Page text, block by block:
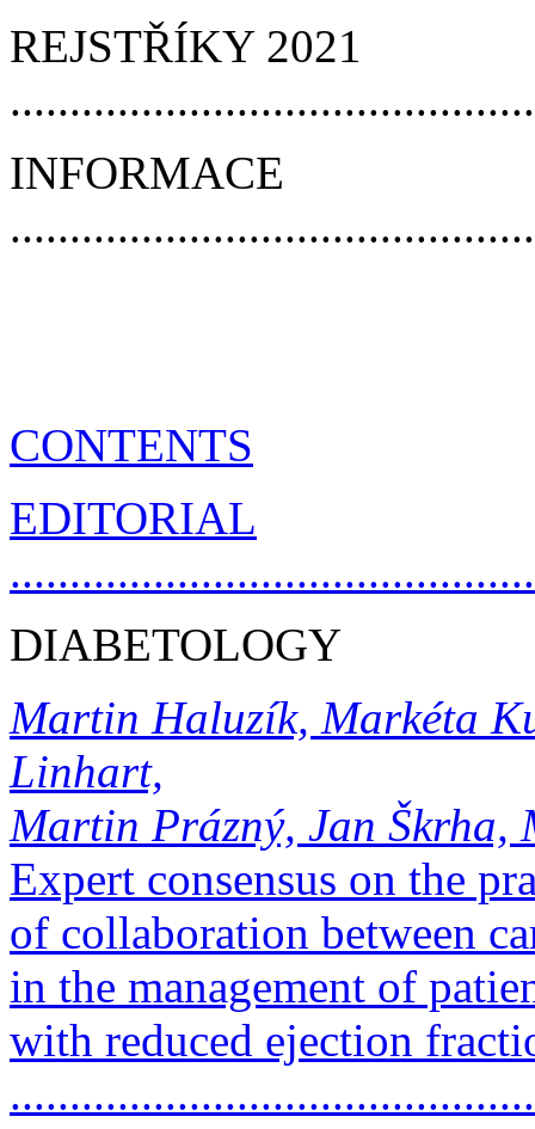
REJSTŘÍKY 2021
INFORMACE
CONTENTS
EDITORIAL
DIABETOLOGY
Martin Haluzík, Markéta
Linhart,
Martin Prázný, Jan
Expert consensus on the
of collaboration between
in the management of
with reduced ejection